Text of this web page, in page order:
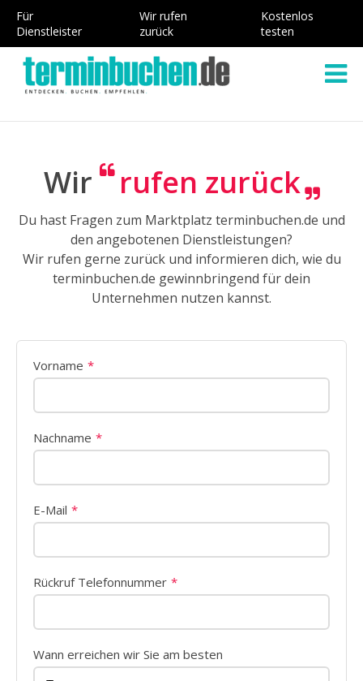
Für
Dienstleister
Wir rufen
zurück
Kostenlos
testen
Wir rufen zurück
Du hast Fragen zum Marktplatz terminbuchen.de und
den angebotenen Dienstleistungen?
Wir rufen gerne zurück und informieren dich, wie du
terminbuchen.de gewinnbringend für dein
Unternehmen nutzen kannst.
Vorname
Nachname
E-Mail
Rückruf Telefonnummer
Wann erreichen wir Sie am besten